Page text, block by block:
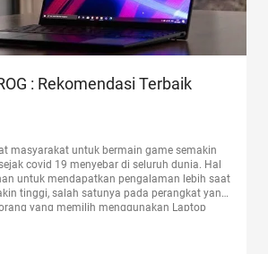
: Rekomendasi Terbaik
masyarakat untuk bermain game semakin
covid 19 menyebar di seluruh dunia. Hal
untuk mendapatkan pengalaman lebih saat
tinggi, salah satunya pada perangkat yang
yang memilih menggunakan Laptop
brand laptop di